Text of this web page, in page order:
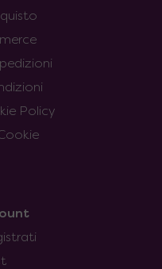
Policy